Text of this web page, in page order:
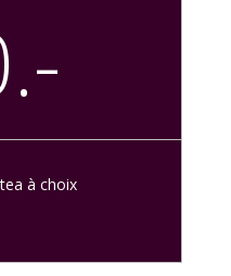
à choix